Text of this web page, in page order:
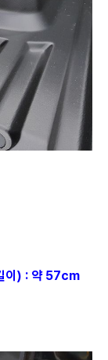
이) : 약 57cm